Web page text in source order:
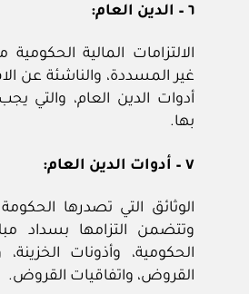
٦ – الدين العام:
الالتزامات المالية الحكومية
غير المسددة، والناشئة عن
أدوات الدين العام، والتي
بها.
٧ – أدوات الدين العام:
الوثائق التي تصدرها
وتتضمن التزامها بسداد
الحكومية، وأذونات
القروض، واتفاقيات القروض.